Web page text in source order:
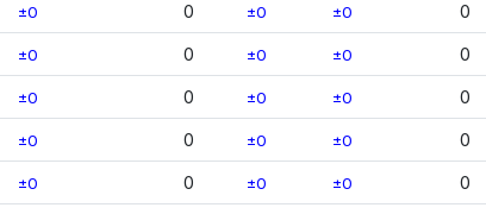
±0 0 ±0 ±0 0
±0 0 ±0 ±0 0
±0 0 ±0 ±0 0
±0 0 ±0 ±0 0
±0 0 ±0 ±0 0